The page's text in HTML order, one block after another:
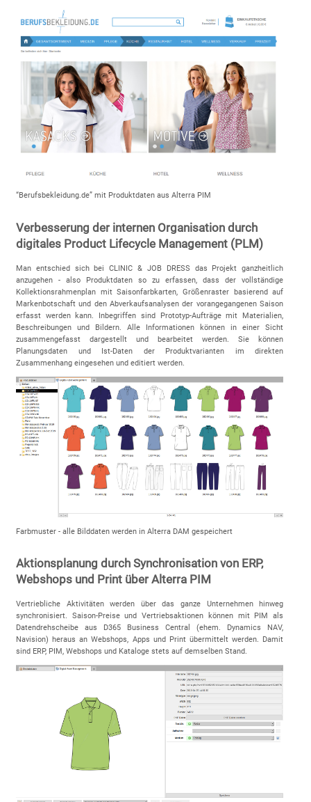
“Berufsbekleidung.de” mit Produktdaten aus Alterra PIM
Verbesserung der internen Organisation durch
digitales Product Lifecycle Management (PLM)
Man entschied sich bei CLINIC & JOB DRESS das Projekt ganzheitlich
anzugehen - also Produktdaten so zu erfassen, dass der vollständige
Kollektionsrahmenplan mit Saisonfarbkarten, Größenraster basierend auf
Markenbotschaft und den Abverkaufsanalysen der vorangegangenen Saison
erfasst werden kann. Inbegriffen sind Prototyp-Aufträge mit Materialien,
Beschreibungen und Bildern. Alle Informationen können in einer Sicht
zusammengefasst dargestellt und bearbeitet werden. Sie können
Planungsdaten und Ist-Daten der Produktvarianten im direkten
Zusammenhang eingesehen und editiert werden.
Farbmuster - alle Bilddaten werden in Alterra DAM gespeichert
Aktionsplanung durch Synchronisation von ERP,
Webshops und Print über Alterra PIM
Vertriebliche Aktivitäten werden über das ganze Unternehmen hinweg
synchronisiert. Saison-Preise und Vertriebsaktionen können mit PIM als
Datendrehscheibe aus D365 Business Central (ehem. Dynamics NAV,
Navision) heraus an Webshops, Apps und Print übermittelt werden. Damit
sind ERP, PIM, Webshops und Kataloge stets auf demselben Stand.